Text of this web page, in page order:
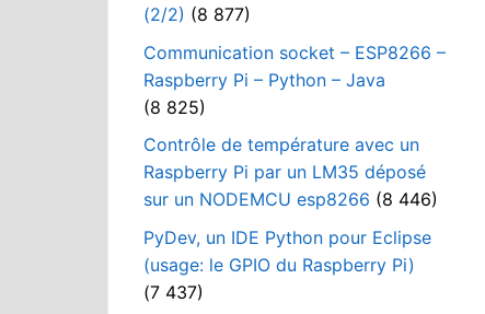
(2/2) (8 877)
Communication socket – ESP8266 –
Raspberry Pi – Python – Java
(8 825)
Contrôle de température avec un
Raspberry Pi par un LM35 déposé
sur un NODEMCU esp8266 (8 446)
PyDev, un IDE Python pour Eclipse
(usage: le GPIO du Raspberry Pi)
(7 437)